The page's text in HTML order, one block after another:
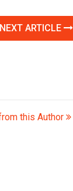
NEXT ARTICLE
this Author